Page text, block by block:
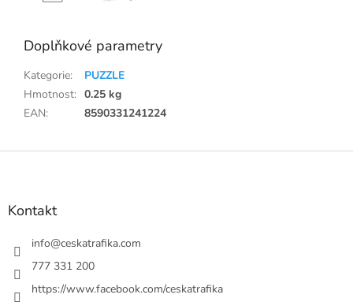
Doplňkové parametry
Kategorie:
PUZZLE
Hmotnost: 0.25 kg
EAN: 8590331241224
Z
Kontakt
info@ceskatrafika.com
777 331 200
https://www.facebook.com/ceskatrafika